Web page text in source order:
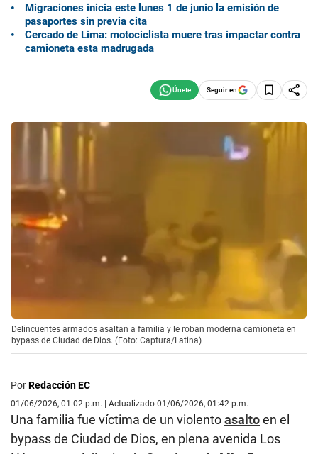
Migraciones inicia este lunes 1 de junio la emisión de
pasaportes sin previa cita
Cercado de Lima: motociclista muere tras impactar contra
camioneta esta madrugada
Seguir en
Delincuentes armados asaltan a familia y le roban moderna camioneta en
bypass de Ciudad de Dios. (Foto: Captura/Latina)
PorRedacción EC
01/06/2026, 01:02 p.m. | Actualizado 01/06/2026, 01:42 p.m.
Una familia fue víctima de un violentoasaltoen el
bypass de Ciudad de Dios, en plena avenida Los